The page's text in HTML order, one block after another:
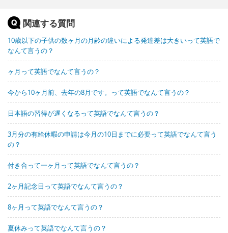
関連する質問
10歳以下の子供の数ヶ月の月齢の違いによる発達差は大きいって英語で
なんて言うの？
ヶ月って英語でなんて言うの？
今から10ヶ月前、去年の8月です。って英語でなんて言うの？
日本語の習得が遅くなるって英語でなんて言うの？
3月分の有給休暇の申請は今月の10日までに必要って英語でなんて言う
の？
付き合って一ヶ月って英語でなんて言うの？
2ヶ月記念日って英語でなんて言うの？
8ヶ月って英語でなんて言うの？
夏休みって英語でなんて言うの？